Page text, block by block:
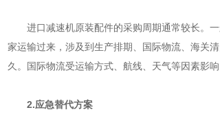
进口减速机原装配件的采购周期通常较长。
家运输过来，涉及到生产排期、国际物流、海关
久。国际物流受运输方式、航线、天气等因素影
2.应急替代方案